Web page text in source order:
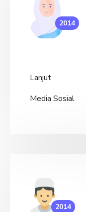
2014
Lanjut
Media Sosial
2014